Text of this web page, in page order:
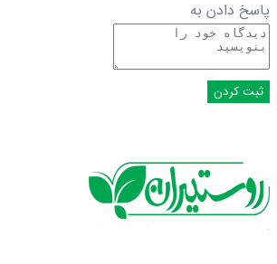
پاسخ دادن به